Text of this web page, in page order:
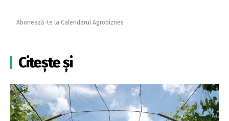
Abonează-te la Calendarul Agrobiznes
Citește și